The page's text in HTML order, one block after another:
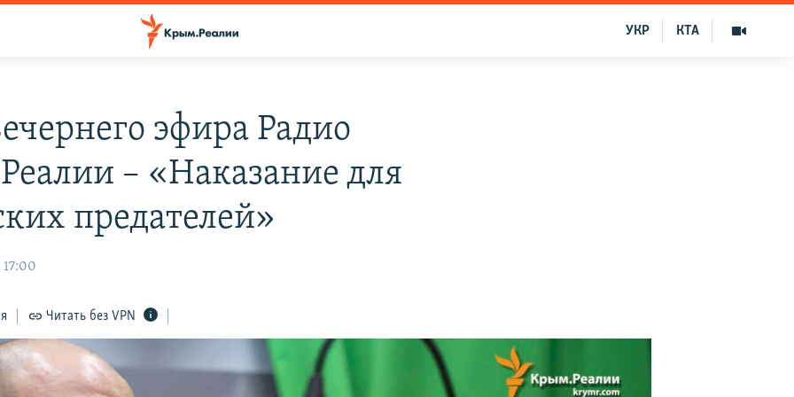
КТА
УКР
эфира Радио
– «Наказание для
предателей»
17:00
Читать без VPN